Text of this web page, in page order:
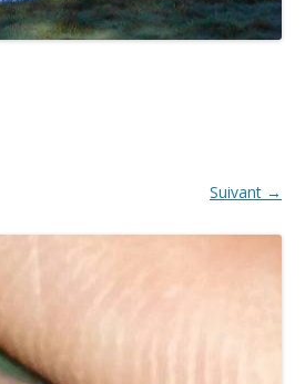
FESTIVAL 2017-PHOTOS ET
VIDÉOS
Suivant →